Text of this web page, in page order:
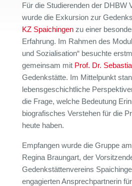
Für die Studierenden der DHBW
wurde die Exkursion zur
KZ Spaichingenzu einer
Erfahrung. Im Rahmen des
und Sozialisation“ besuchte
gemeinsam mit Prof. Dr.
Gedenkstätte. Im Mittelpunkt
lebensgeschichtliche
die Frage, welche Bedeutung
biografisches Verstehen für die
heute haben.
Empfangen wurde die Gruppe
Regina Braungart, der
Gedenkstättenvereins
engagierten Ansprechpartnerin